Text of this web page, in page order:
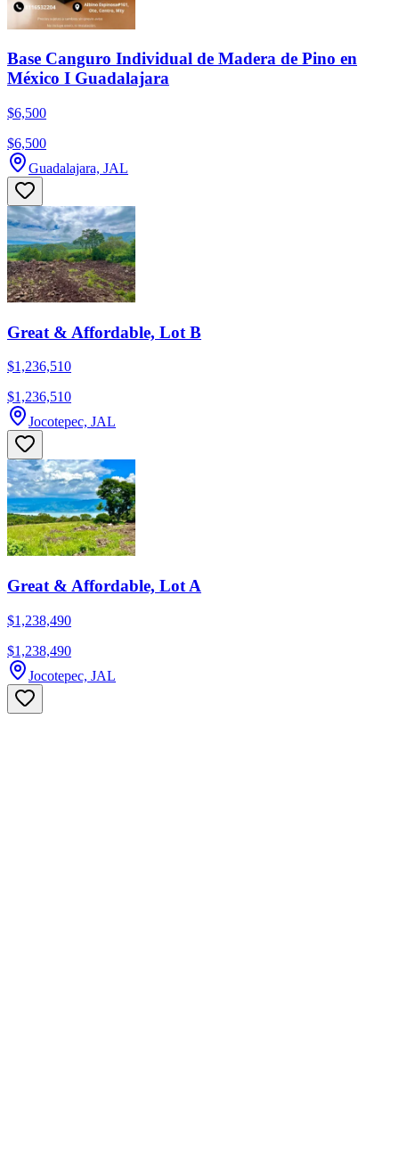
Base Canguro Individual de Madera de Pino en
México I Guadalajara
$6,500
$6,500
Guadalajara, JAL
Great & Affordable, Lot B
$1,236,510
$1,236,510
Jocotepec, JAL
Great & Affordable, Lot A
$1,238,490
$1,238,490
Jocotepec, JAL